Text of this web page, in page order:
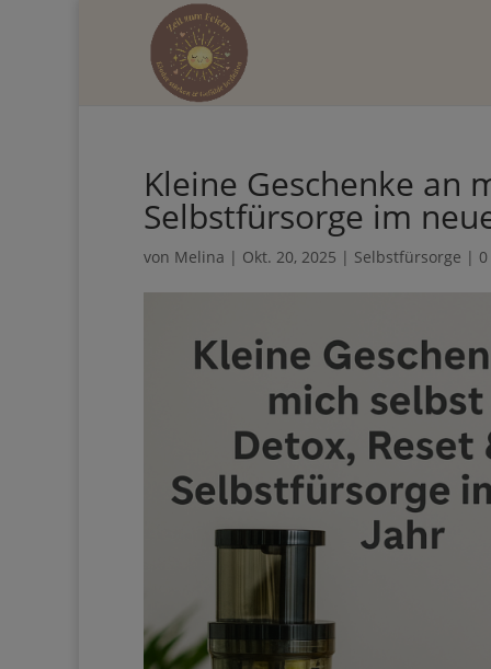
Kleine Geschenke an
Selbstfürsorge im
von Melina | Okt. 20, 2025 | Selbstfürsorge |
mehr Zeit